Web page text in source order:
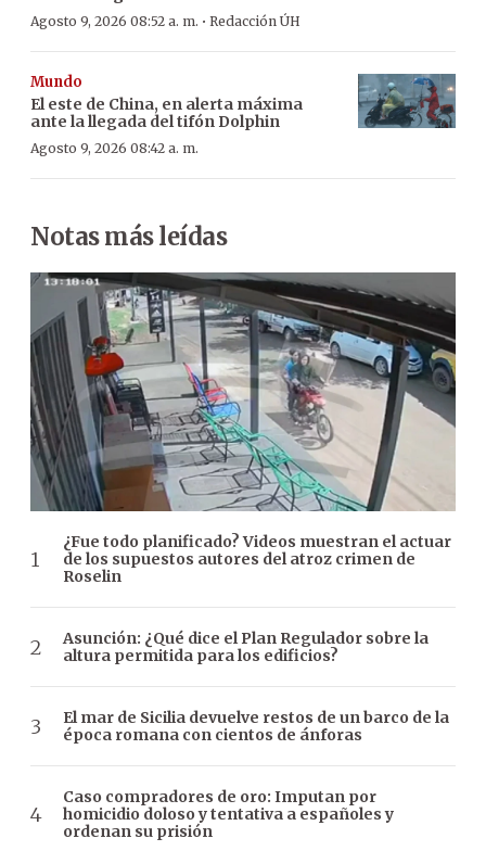
Agosto 9, 2026 08:52 a. m. · Redacción ÚH
Mundo
El este de China, en alerta máxima
ante la llegada del tifón Dolphin
Agosto 9, 2026 08:42 a. m.
Notas más leídas
¿Fue todo planificado? Videos muestran el actuar
de los supuestos autores del atroz crimen de
Roselin
Asunción: ¿Qué dice el Plan Regulador sobre la
altura permitida para los edificios?
El mar de Sicilia devuelve restos de un barco de la
época romana con cientos de ánforas
Caso compradores de oro: Imputan por
homicidio doloso y tentativa a españoles y
ordenan su prisión